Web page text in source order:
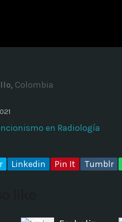
Time
Colombia
en Radiología
Linkedin Pin It Tumblr